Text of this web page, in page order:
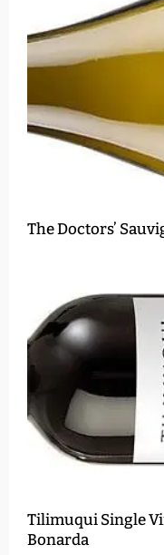
The Doctors’
Tilimuqui Single
Bonarda